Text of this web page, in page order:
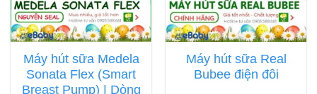
Máy hút sữa Medela
Sonata Flex (Smart
Breast Pump) | Dòng
Máy hút sữa Real
Bubee điện đôi